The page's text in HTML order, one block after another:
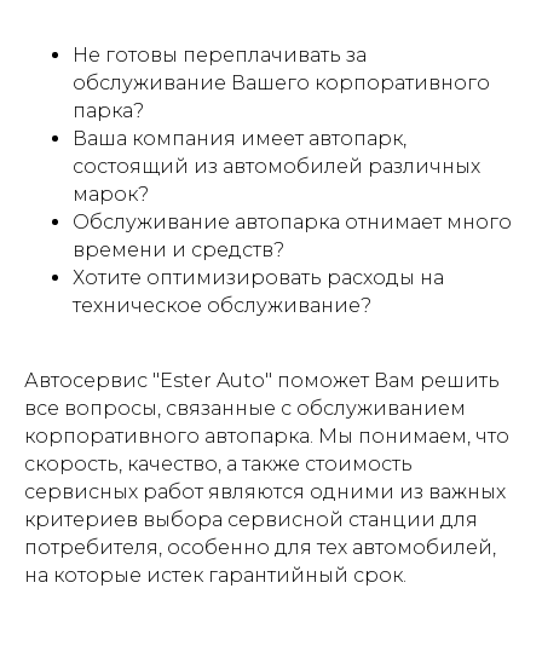
Не готовы переплачивать за
обслуживание Вашего корпоративного
парка?
Ваша компания имеет автопарк,
состоящий из автомобилей различных
марок?
Обслуживание автопарка отнимает много
времени и средств?
Хотите оптимизировать расходы на
техническое обслуживание?
Автосервис "Ester Auto" поможет Вам решить
все вопросы, связанные с обслуживанием
корпоративного автопарка. Мы понимаем, что
скорость, качество, а также стоимость
сервисных работ являются одними из важных
критериев выбора сервисной станции для
потребителя, особенно для тех автомобилей,
на которые истек гарантийный срок.